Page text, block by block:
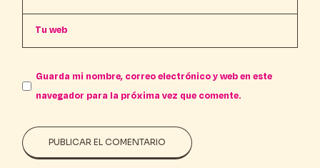
Guarda mi nombre, correo electrónico y web en este
navegador para la próxima vez que comente.
PUBLICAR EL COMENTARIO